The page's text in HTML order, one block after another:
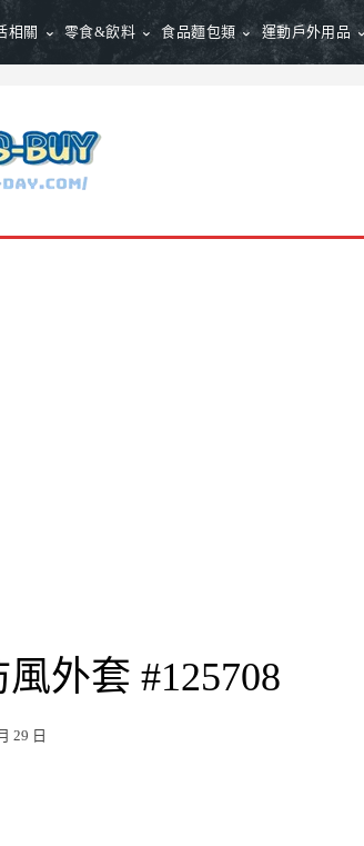
相關 零食&飲料 食品麵包類 運動戶外用品
外套 #125708
29 日